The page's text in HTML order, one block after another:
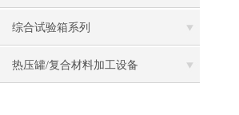
综合试验箱系列
热压罐/复合材料加工设备